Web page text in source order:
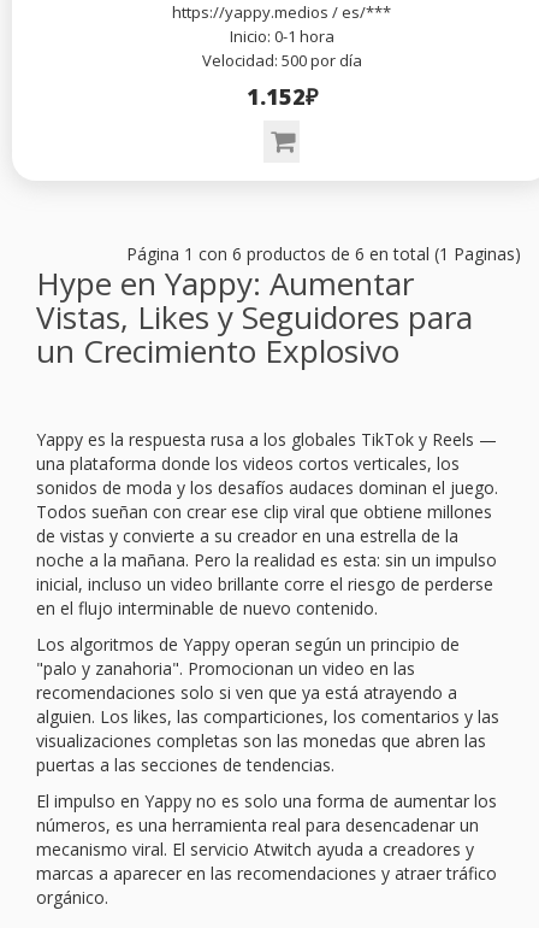
https://yappy.medios / es/***
Inicio: 0-1 hora
Velocidad: 500 por día
1.152₽
Página 1 con 6 productos de 6 en total (1 Paginas)
Hype en Yappy: Aumentar
Vistas, Likes y Seguidores para
un Crecimiento Explosivo
Yappy es la respuesta rusa a los globales TikTok y Reels —
una plataforma donde los videos cortos verticales, los
sonidos de moda y los desafíos audaces dominan el juego.
Todos sueñan con crear ese clip viral que obtiene millones
de vistas y convierte a su creador en una estrella de la
noche a la mañana. Pero la realidad es esta: sin un impulso
inicial, incluso un video brillante corre el riesgo de perderse
en el flujo interminable de nuevo contenido.
Los algoritmos de Yappy operan según un principio de
"palo y zanahoria". Promocionan un video en las
recomendaciones solo si ven que ya está atrayendo a
alguien. Los likes, las comparticiones, los comentarios y las
visualizaciones completas son las monedas que abren las
puertas a las secciones de tendencias.
El impulso en Yappy no es solo una forma de aumentar los
números, es una herramienta real para desencadenar un
mecanismo viral. El servicio Atwitch ayuda a creadores y
marcas a aparecer en las recomendaciones y atraer tráfico
orgánico.